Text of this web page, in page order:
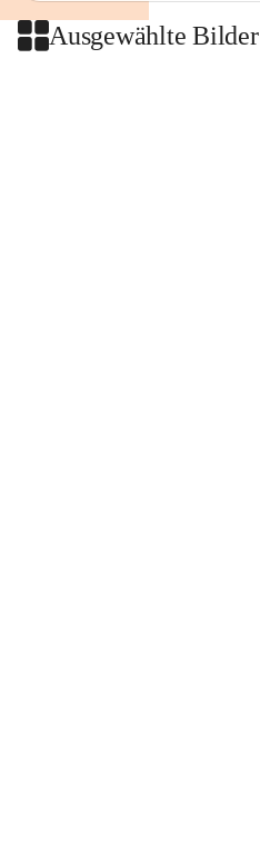
Ausgewählte Bilder